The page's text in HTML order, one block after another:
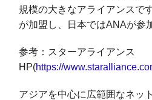
規模の大きなアライアンスで
が加盟し、日本ではANAが参
参考：スターアライアンス
HP(https://
アジアを中心に広範囲なネッ